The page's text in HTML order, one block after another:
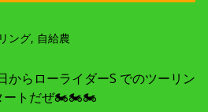
ング, 自給農
からローライダーS でのツーリン
ートだぜ🏍🏍🏍